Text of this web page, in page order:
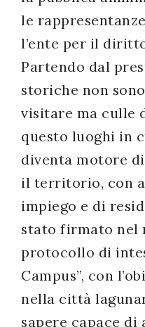
le
l’ente per il
Partendo dal
storiche non
visitare ma culle
questo luoghi in
diventa motore
il territorio, con
impiego e di
stato firmato nel
protocollo di
Campus”, con
nella città
sapere capace